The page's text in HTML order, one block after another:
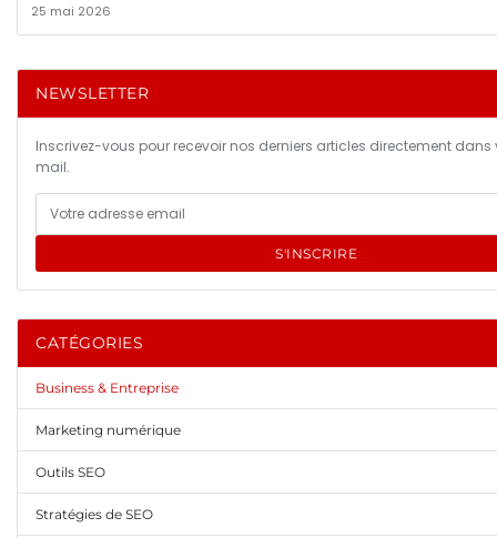
25 mai 2026
NEWSLETTER
Inscrivez-vous pour recevoir nos derniers articles directement dans
mail.
S'INSCRIRE
CATÉGORIES
Business & Entreprise
Marketing numérique
Outils SEO
Stratégies de SEO